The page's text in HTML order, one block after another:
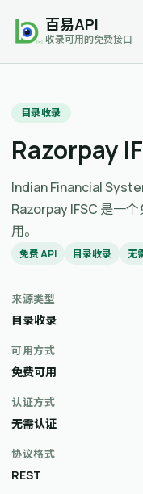
百易API
收录可用的免费接口
目录收录
Razorpay
Indian Financial
Razorpay IFSC 是一
用。
免费 API 目录收录 无
来源类型
目录收录
可用方式
免费可用
认证方式
无需认证
协议格式
REST